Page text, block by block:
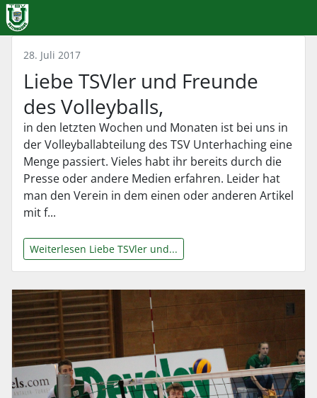
28. Juli 2017
Liebe TSVler und Freunde
des Volleyballs,
in den letzten Wochen und Monaten ist bei uns in
der Volleyballabteilung des TSV Unterhaching eine
Menge passiert. Vieles habt ihr bereits durch die
Presse oder andere Medien erfahren. Leider hat
man den Verein in dem einen oder anderen Artikel
mit f...
Weiterlesen Liebe TSVler und...